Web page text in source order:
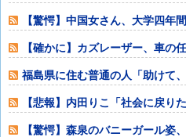
いとネットの女
【驚愕】中国女さん、大学四
画像あり)
【確かに】カズレーザー、車の
よ！」「保険にも
福島県に住む普通の人「助けて
ら宗教施設だと
【悲報】内田りこ「社会に戻り
【驚愕】森泉のバニーガール